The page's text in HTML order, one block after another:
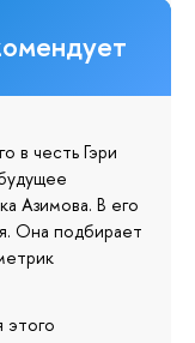
в честь Гэри
Азимова. В его
Она подбирает
этого